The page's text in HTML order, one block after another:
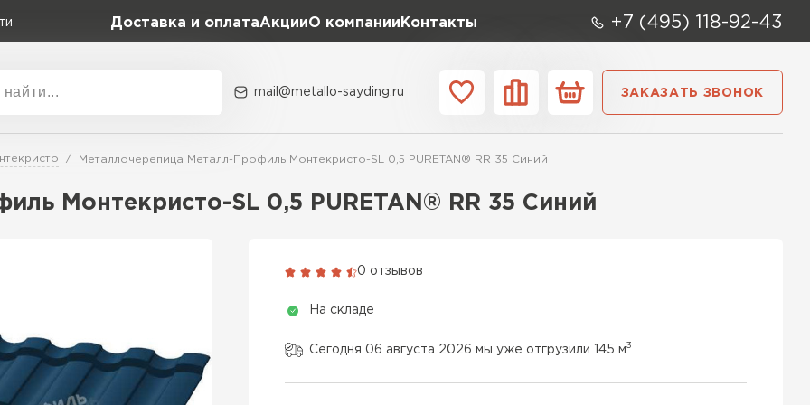
Доставка и оплатаАкцииО компании Контакты +7 (495) 118-92-43
Classic Grand Line
Kamea Grand Line
Монтеррей Grand Line
Доборные элементы
mail@metallo-sayding.ru ЗАКАЗАТЬ ЗВОНОК
Металлочерепица Металл-Профиль Монтекристо-SL 0,5 PURETAN® RR 35 Синий
Монтекристо-SL 0,5 PURETAN® RR 35 Синий
0 отзывов
На складе
Сегодня 06 августа 2026 мы уже отгрузили 145 м3